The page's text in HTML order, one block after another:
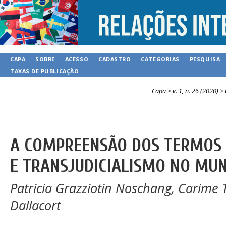
CAPA SOBRE ACESSO CADASTRO CATEGORIAS
PESQUISA
TAXAS DE PUBLICAÇÃO
Capa>v. 1, n. 26 (2020) >
A COMPREENSÃO DOS
E TRANSJUDICIALISMO NO
Patricia Grazziotin Noschang, Carime
Dallacort